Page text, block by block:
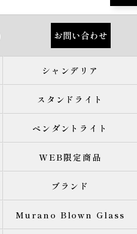
お問い合わせ
シャンデリア
スタンドライト
ペンダントライト
WEB限定商品
ブランド
Murano Blown Glass